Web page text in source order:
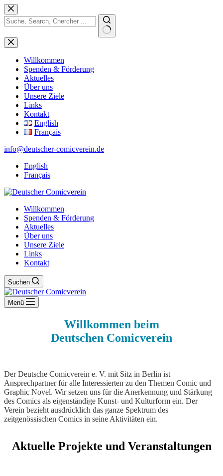
Zum
Inhalt
springen
Keine
Ergebnisse
Willkommen
Spenden & Förderung
Aktuelles
Über uns
Unsere Ziele
Links
Kontakt
English
Français
info@deutscher-comicverein.de
English
Français
Willkommen
Spenden & Förderung
Aktuelles
Über uns
Unsere Ziele
Links
Kontakt
Suchen
Menü
Willkommen beim
Deutschen Comicverein
Der Deutsche Comicverein e. V. mit Sitz in Berlin ist
Ansprechpartner für alle Interessierten zu den Themen Comic und
Graphic Novel. Wir setzen uns für die Anerkennung und Stärkung
des Comics als eigenständige Kunst- und Kulturform ein. Der
Verein bezieht ausdrücklich das ganze Spektrum des
zeitgenössischen Comics in seine Aktivitäten ein.
Aktuelle Projekte und Veranstaltungen